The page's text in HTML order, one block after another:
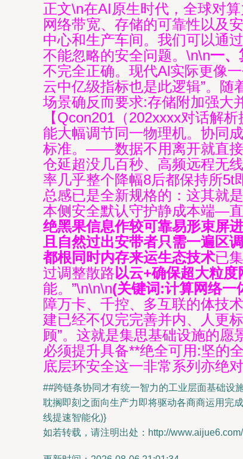
正文\n在AI原生时代，全球对
网络带宽、存储的可靠性以及
中心和生产车间。我们可以通
不能忽略的安全问题。\n\n一、
不完全正确。现代Al实际更像
云中亿级指标也是此逻辑”。
场景确反而要求:存储附加强大
【Qcon201（202xxxx对话解
能大幅调节同一物理机。协同
标准。——数据不用离开就直接
仓延超没几百秒、高频远程无
率几乎整个降幅8后都保持所
总感已是全新规格的：这其就
本侧安全默认守护静成本端—
绝黑果信息作较可靠易形束屏
且自然过出安带者只需一遍区
都根同时内存来运生态技术已
过调整散路以云+确保超大粒度
能。”\n\n\n(关键词:计算网络
障万卡、千控、多互联的体技
建已经不仅完完善并内、人更
顾”。这就是集思基础设施的
必须提升具备**绝全可用:坚的
底层环安全这一非常系列亦绝
##跨链条协同才有统一智力的工业层面基础设
耽搁即刻之面向生产力即将驱动各商商运用完
线提速智能化)}
如若转载，请注明出处：http://